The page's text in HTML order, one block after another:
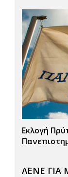
Εκλογή
ΛΕΝΕ ΓΙΑ